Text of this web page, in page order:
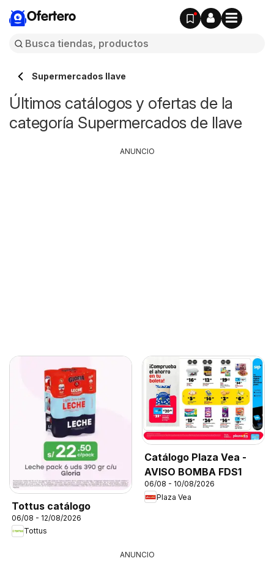
Ofertero
Supermercados Ilave
Últimos catálogos y ofertas de la
categoría Supermercados de Ilave
Tottus catálogo
06/08 - 12/08/2026
Tottus
Catálogo Plaza Vea -
AVISO BOMBA FDS1
06/08 - 10/08/2026
Plaza Vea
ANUNCIO
ANUNCIO